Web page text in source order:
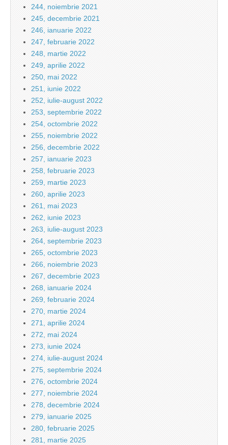
244, noiembrie 2021
245, decembrie 2021
246, ianuarie 2022
247, februarie 2022
248, martie 2022
249, aprilie 2022
250, mai 2022
251, iunie 2022
252, iulie-august 2022
253, septembrie 2022
254, octombrie 2022
255, noiembrie 2022
256, decembrie 2022
257, ianuarie 2023
258, februarie 2023
259, martie 2023
260, aprilie 2023
261, mai 2023
262, iunie 2023
263, iulie-august 2023
264, septembrie 2023
265, octombrie 2023
266, noiembrie 2023
267, decembrie 2023
268, ianuarie 2024
269, februarie 2024
270, martie 2024
271, aprilie 2024
272, mai 2024
273, iunie 2024
274, iulie-august 2024
275, septembrie 2024
276, octombrie 2024
277, noiembrie 2024
278, decembrie 2024
279, ianuarie 2025
280, februarie 2025
281, martie 2025